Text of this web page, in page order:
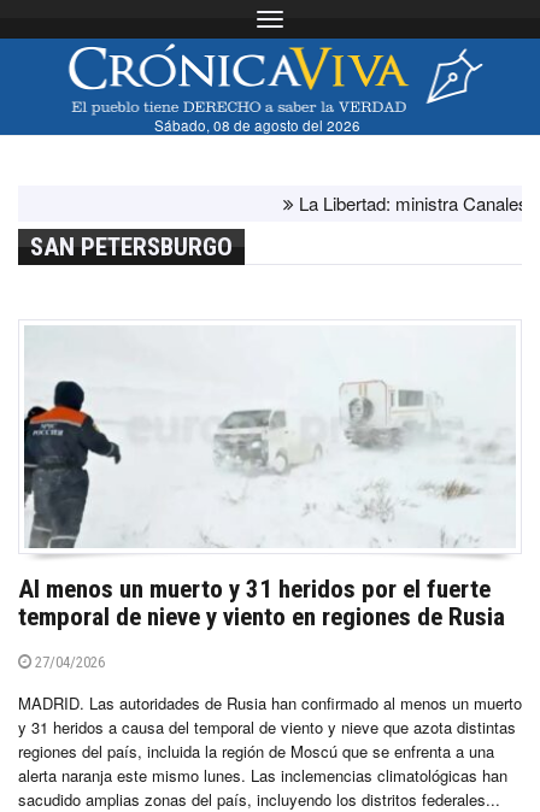
Toggle navigation
Sábado, 08 de agosto del 2026
La Libertad: ministra Canales
SAN PETERSBURGO
Al menos un muerto y 31 heridos por el fuerte
temporal de nieve y viento en regiones de Rusia
27/04/2026
MADRID. Las autoridades de Rusia han confirmado al menos un muerto
y 31 heridos a causa del temporal de viento y nieve que azota distintas
regiones del país, incluida la región de Moscú que se enfrenta a una
alerta naranja este mismo lunes. Las inclemencias climatológicas han
sacudido amplias zonas del país, incluyendo los distritos federales...